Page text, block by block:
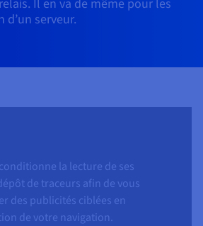
Il en va de même pour les
d’un serveur.
la lecture de ses
de traceurs afin de vous
des publicités ciblées en
de votre navigation.